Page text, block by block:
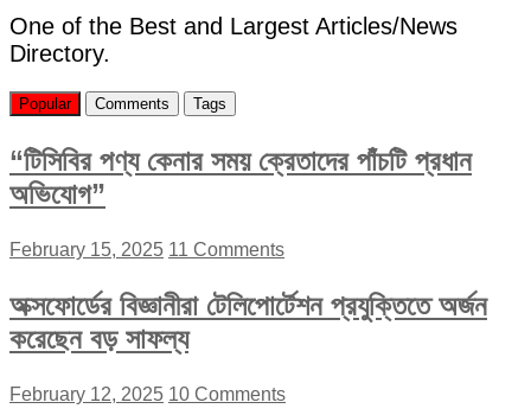
One of the Best and Largest Articles/News
Directory.
Popular Comments Tags
“টিসিবির পণ্য কেনার সময় ক্রেতাদের পাঁচটি প্রধান
অভিযোগ”
February 15, 2025 11 Comments
অক্সফোর্ডের বিজ্ঞানীরা টেলিপোর্টেশন প্রযুক্তিতে অর্জন
করেছেন বড় সাফল্য
February 12, 2025 10 Comments